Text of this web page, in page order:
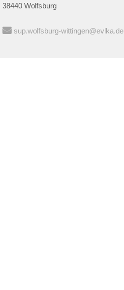
38440 Wolfsburg
sup.wolfsburg-wittingen@evlka.de